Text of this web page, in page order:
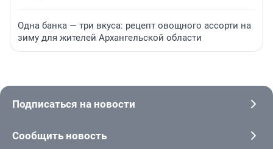
Одна банка — три вкуса: рецепт овощного ассорти на
зиму для жителей Архангельской области
Подписаться на новости
Сообщить новость